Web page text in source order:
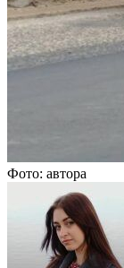
Фото: автора